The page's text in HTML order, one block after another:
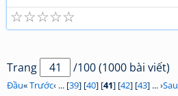
☆
☆
☆
☆
☆
Trang /100 (1000 bài viết)
Đầu«Trước‹ ... [39] [40] [41] [42] [43] ... ›Sau